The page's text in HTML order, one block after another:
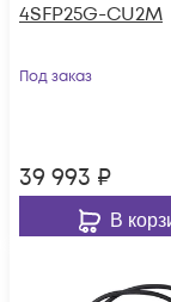
4SFP25G-CU2M
Под заказ
39 993 ₽
В